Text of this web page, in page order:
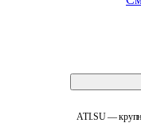
ATI.SU —